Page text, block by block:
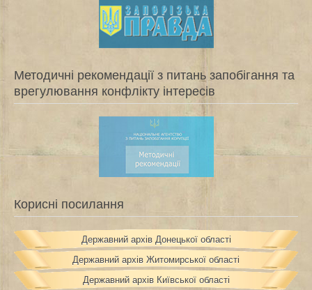
Методичні рекомендації з питань запобігання та
врегулювання конфлікту інтересів
Корисні посилання
Державний архів Донецької області
Державний архів Житомирської області
Державний архів Київської області